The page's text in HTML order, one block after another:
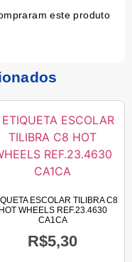
este produto
ESCOLAR TILIBRA C8
HOT WHEELS REF.23.4630
CA1CA
R$5,30